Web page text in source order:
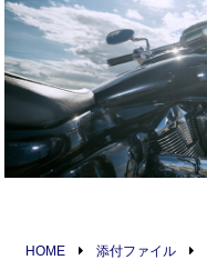
HOME 添付ファイル